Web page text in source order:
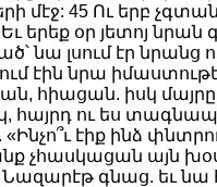
մէջ: 45 Ու երբ
երեք օր յետոյ
լսում էր նրանց
էին նրա
հիացան. իսկ մայրը
հայրդ ու ես
էիք ինձ
չհասկացան այն
Նազարէթ գնաց. եւ